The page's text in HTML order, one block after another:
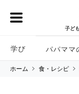
子ど
学び パパママ
ホーム 食・レシピ